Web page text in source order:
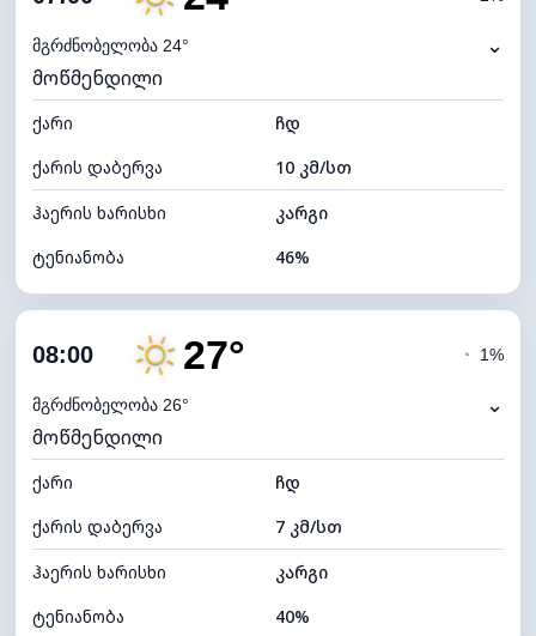
ნამის წერტილი
ხილვადობა
განათების ინდექსი 7 (ნათელი)
ღრუბლის სიმაღლე 10320 მ
მგრძნობელობა 24° ⌄
მოწმენდილი
ქარი
ჩდ
ქარის დაბერვა
10 კმ/სთ
ჰაერის ხარისხი
კარგი
ტენიანობა
46%
ღრუბლიანობა
ნამის წერტილი
ხილვადობა
განათების ინდექსი 7 (ნათელი)
ღრუბლის სიმაღლე 10560 მ
08:00 27°
მგრძნობელობა 26°
◔ 1%
⌄
მოწმენდილი
ქარი
ჩდ
ქარის დაბერვა
7 კმ/სთ
ჰაერის ხარისხი
კარგი
ტენიანობა
40%